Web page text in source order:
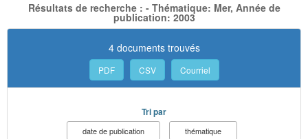
Résultats de recherche : - Thématique: Mer, Année de
publication: 2003
4 documents trouvés
PDF CSV Courriel
Tri par
date de publication
thématique